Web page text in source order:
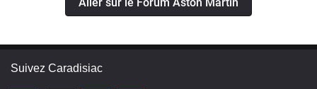
Suivez Caradisiac